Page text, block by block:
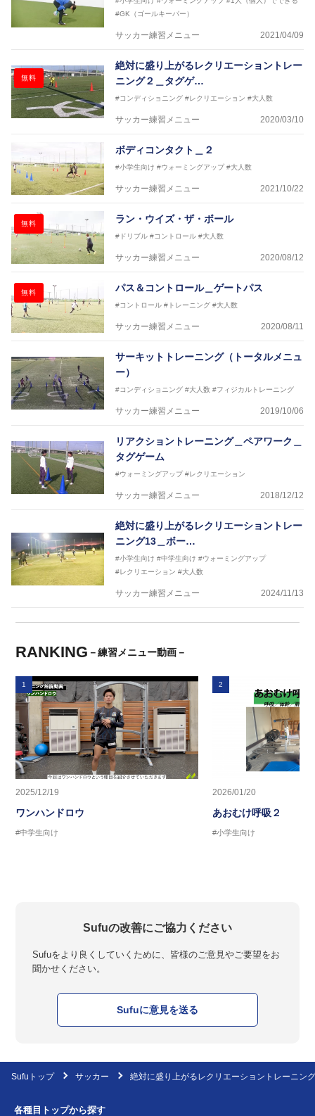
#GK（ゴールキーパー）
サッカー練習メニュー 2021/04/09
無料
絶対に盛り上がるレクリエーショントレー
ニング２＿タグゲ…
#コンディショニング #レクリエーション #大人数
サッカー練習メニュー 2020/03/10
ボディコンタクト＿２
#小学生向け #ウォーミングアップ #大人数
サッカー練習メニュー 2021/10/22
無料 ラン・ウイズ・ザ・ボール
#ドリブル #コントロール #大人数
サッカー練習メニュー 2020/08/12
無料 パス＆コントロール＿ゲートパス
#コントロール #トレーニング #大人数
サッカー練習メニュー 2020/08/11
サーキットトレーニング（トータルメニュ
ー）
#コンディショニング #大人数 #フィジカルトレーニング
サッカー練習メニュー 2019/10/06
リアクショントレーニング＿ペアワーク＿
タグゲーム
#ウォーミングアップ #レクリエーション
サッカー練習メニュー 2018/12/12
絶対に盛り上がるレクリエーショントレー
ニング13＿ボー…
#小学生向け #中学生向け #ウォーミングアップ
#レクリエーション #大人数
サッカー練習メニュー 2024/11/13
RANKING －練習メニュー動画－
1
2025/12/19
ワンハンドロウ
#中学生向け
2
2026/01/20
あおむけ呼吸２
#小学生向け
Sufuの改善にご協力ください
Sufuをより良くしていくために、皆様のご意見やご要望をお
聞かせください。
Sufuに意見を送る
Sufuトップ サッカー 絶対に盛り上がるレクリエーショントレーニン
各種目トップから探す